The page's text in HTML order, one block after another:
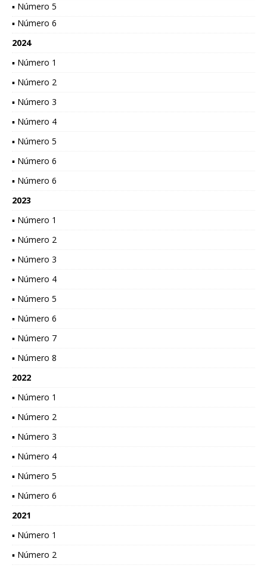
▪ Número 5
▪ Número 6
2024
▪ Número 1
▪ Número 2
▪ Número 3
▪ Número 4
▪ Número 5
▪ Número 6
▪ Número 6
2023
▪ Número 1
▪ Número 2
▪ Número 3
▪ Número 4
▪ Número 5
▪ Número 6
▪ Número 7
▪ Número 8
2022
▪ Número 1
▪ Número 2
▪ Número 3
▪ Número 4
▪ Número 5
▪ Número 6
2021
▪ Número 1
▪ Número 2